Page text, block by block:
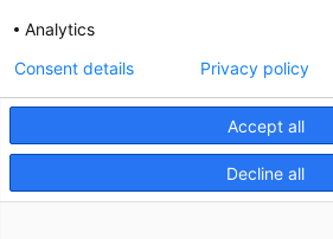
De grootste kennisbank van het
Inspiratie op jouw vakgebied
Vrij toegankelijk
Analytics
Accept all
Decline all
Consent details Privacy policy